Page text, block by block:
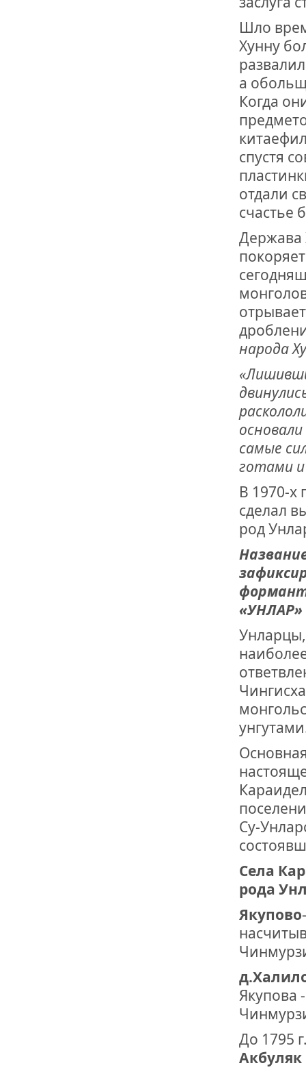
Шло
Хунну
а
Когда
спустя
отдали
счастье
Держава
народа
самые
готами и
В 1970-х
сделал
род
Су-
Села
рода
Якупово
Якупова
До 1795
Акбуляк